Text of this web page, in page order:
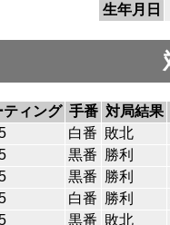
生年月日
ティング 手番 対局結果
白番 敗北
黒番 勝利
黒番 勝利
白番 勝利
黒番 敗北